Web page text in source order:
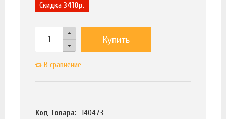
Скидка 3410р.
Купить
В сравнение
Код Товара:
140473